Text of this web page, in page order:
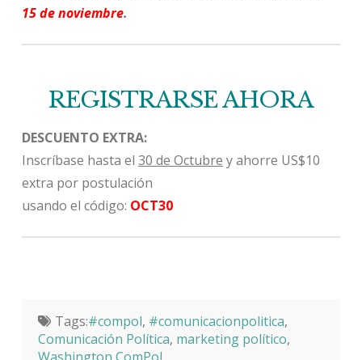
15 de noviembre.
REGISTRARSE AHORA
DESCUENTO EXTRA:
Inscríbase hasta el 30 de Octubre y ahorre US$10
extra por postulación
usando el código: OCT30
Tags:#compol, #comunicacionpolitica,
Comunicación Política, marketing político,